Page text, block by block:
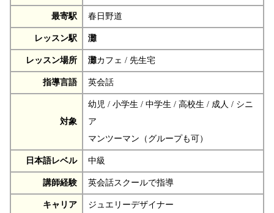
最寄駅 春日野道
レッスン駅 灘
レッスン場所 灘カフェ / 先生宅
指導言語 英会話
対象
幼児 / 小学生 / 中学生 / 高校生 / 成人 / シニ
ア
マンツーマン（グループも可）
日本語レベル 中級
講師経験 英会話スクールで指導
キャリア ジュエリーデザイナー